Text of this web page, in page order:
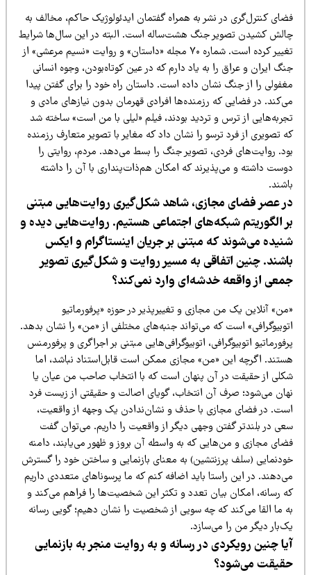
کنترل‌گری در نشر به همراه گفتمان ایدئولوژیک حاکم، مخالف به
کشیدن تصویر جنگ هشت‌ساله است. البته در این سال‌ها شرایط
تغییر کرده است. شماره ۷۰ مجله «داستان» و روایت «نسیم مرعشی» از
ایران و عراق را به یاد دارم که در عین کوتاه‌بودن، وجوه انسانی
را از جنگ نشان داده است. داستان راه خود را برای گفتن پیدا
در فضایی که رزمنده‌ها افرادی قهرمان بدون نیازهای مادی و
از ترس و تردید بودند، فیلم «لیلی با من است» ساخته شد
تصویری از فرد ترسو را نشان داد که مغایر با تصویر متعارف رزمنده
روایت‌های فردی، تصویر جنگ را بسط می‌دهد. مردم، روایتی را
داشته و می‌پذیرند که امکان هم‌ذات‌پنداری با آن را داشته
عصر فضای مجازی، شاهد شکل‌گیری روایت‌هایی مبتنی
الگوریتم شبکه‌های اجتماعی هستیم. روایت‌هایی دیده و
می‌شوند که مبتنی بر جریان اینستاگرام و ایکس
چنین اتفاقی به مسیر روایت و شکل‌گیری تصویر
از واقعه خدشه‌ای وارد نمی‌کند؟
آنلاین یک من مجازی و تغییرپذیر در حوزه «پرفورماتیو
است که می‌تواند جنبه‌های مختلفی از «من» را نشان بدهد.
اتوبیوگرافی، اتوبیوگرافی‌هایی مبتنی بر اجراگری و پرفورمنس
اگرچه این «من» مجازی ممکن است قابل‌استناد نباشد، اما
از حقیقت در آن پنهان است که با انتخاب صاحب من عیان یا
می‌شود؛ صرف آن انتخاب، گویای اصالت و حقیقتی از زیست فرد
در فضای مجازی با حذف و نشان‌ندادن یک وجهه از واقعیت،
در بلندتر گفتن وجهی دیگر از واقعیت را داریم. می‌توان گفت
مجازی و من‌هایی که به واسطه آن بروز و ظهور می‌یابند، دامنه
(سلف پرزنتشین) به معنای بازنمایی و ساختن خود را گسترش
در این راستا باید اضافه کنم که ما پرسوناهای متعددی داریم
رسانه، امکان بیان تعدد و تکثر این شخصیت‌ها را فراهم می‌کند و
ما القا می‌کند که چه سویی از شخصیت را نشان دهیم؛ گویی رسانه
دیگر من را می‌سازد.
چنین رویکردی در رسانه و به روایت منجر به بازنمایی
می‌شود؟